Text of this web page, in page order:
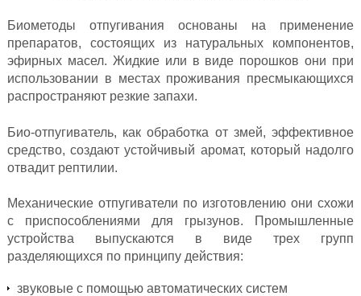
Биометоды отпугивания основаны на применение
препаратов, состоящих из натуральных компонентов,
эфирных масел. Жидкие или в виде порошков они при
использовании в местах проживания пресмыкающихся
распространяют резкие запахи.
Био-отпугиватель, как обработка от змей, эффективное
средство, создают устойчивый аромат, который надолго
отвадит рептилии.
Механические отпугиватели по изготовлению они схожи
с приспособлениями для грызунов. Промышленные
устройства выпускаются в виде трех групп
разделяющихся по принципу действия:
звуковые с помощью автоматических систем